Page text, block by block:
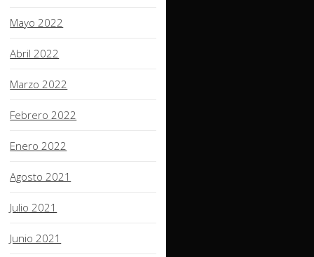
Mayo 2022
Abril 2022
Marzo 2022
Febrero 2022
Enero 2022
Agosto 2021
Julio 2021
Junio 2021